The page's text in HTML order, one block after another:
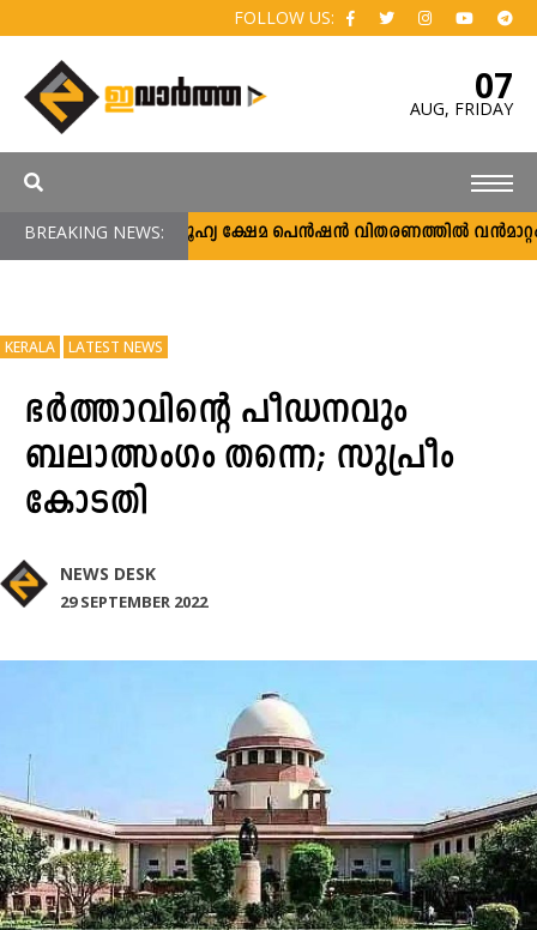
FOLLOW US:
07
AUG, FRIDAY
BREAKING NEWS:സാമൂഹ്യ ക്ഷേമ പെൻഷൻ വിതരണത്തിൽ വൻമാറ്റം;
KERALA LATEST NEWS
ഭര്‍ത്താവിന്റെ പീഡനവും
ബലാത്സംഗം തന്നെ; സുപ്രീം
കോടതി
NEWS DESK
29 SEPTEMBER 2022